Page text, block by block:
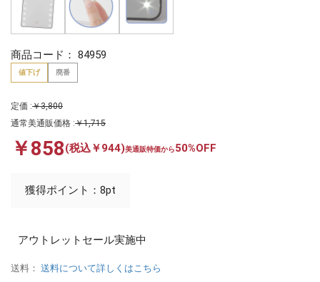
商品コード： 84959
値下げ 廃番
定価 :￥3,800
通常美通販価格 :￥1,715
￥858(税込￥944)美通販特価から50%OFF
獲得ポイント：8pt
アウトレットセール実施中
送料： 送料について詳しくはこちら